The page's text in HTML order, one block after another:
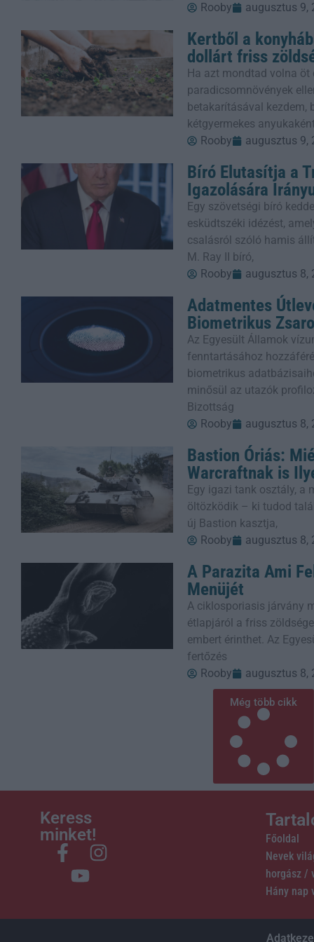
Rooby
augusztus 9,
Kertből a
dollárt friss
Ha azt mondtad volna öt
paradicsomnövények
betakarításával kezdem,
kétgyermekes
Rooby
augusztus 9,
Bíró Elutasítja a
Igazolására
Egy szövetségi bíró
esküdtszéki idézést,
csalásról szóló hamis
M. Ray II bíró,
Rooby
augusztus 8,
Adatmentes
Biometrikus
Az Egyesült Államok
fenntartásához
biometrikus
minősül az utazók
Bizottság
Rooby
augusztus 8,
Bastion Óriás:
Warcraftnak is
Egy igazi tank osztály, a
öltözködik – ki tudod
új Bastion kasztja,
Rooby
augusztus 8,
A Parazita Ami
Menüjét
A ciklosporiasis járvány
étlapjáról a friss
embert érinthet. Az
fertőzés
Rooby
augusztus 8,
Még több cikk
Keress
minket!
Főoldal
Nevek
horgász /
Hány nap